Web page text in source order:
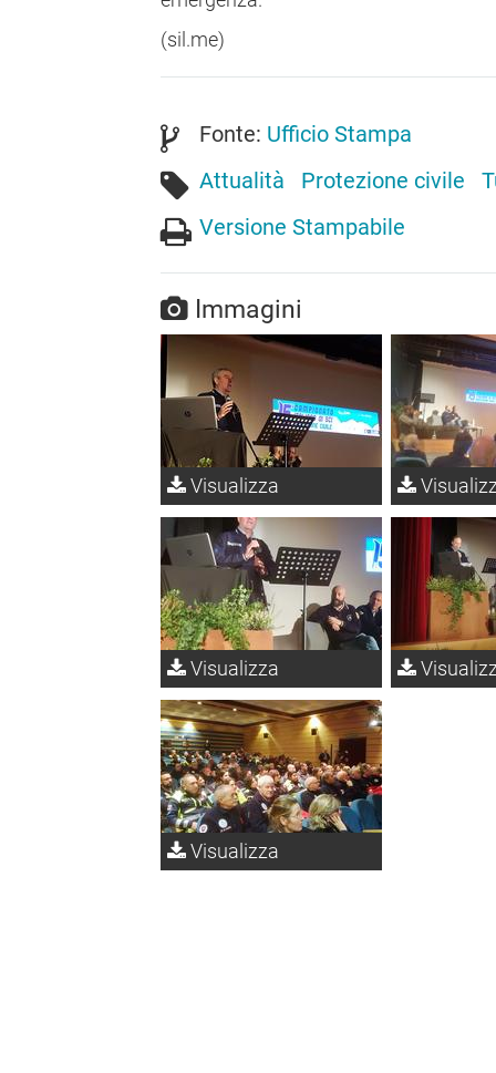
(sil.me)
Fonte: Ufficio Stampa
Attualità
Protezione civile
Versione Stampabile
Immagini
Visualizza
Visualizza
Visualizza